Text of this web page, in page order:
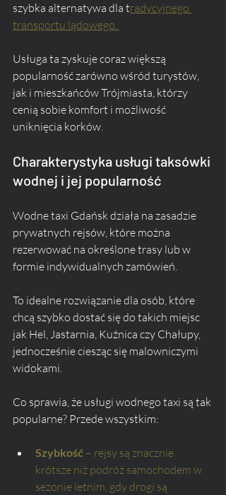
szybka alternatywa dla tradycyjnego
transportu lądowego.
Usługa ta zyskuje coraz większą
popularność zarówno wśród turystów,
jak i mieszkańców Trójmiasta, którzy
cenią sobie komfort i możliwość
uniknięcia korków.
Charakterystyka usługi taksówki
wodnej i jej popularność
Wodne taxi Gdańsk działa na zasadzie
prywatnych rejsów, które można
rezerwować na określone trasy lub w
formie indywidualnych zamówień.
To idealne rozwiązanie dla osób, które
chcą szybko dostać się do takich miejsc
jak Hel, Jastarnia, Kuźnica czy Chałupy,
jednocześnie ciesząc się malowniczymi
widokami.
Co sprawia, że usługi wodnego taxi są tak
popularne? Przede wszystkim:
Szybkość – rejsy są znacznie
krótsze niż podróż samochodem w
sezonie letnim, gdy drogi są